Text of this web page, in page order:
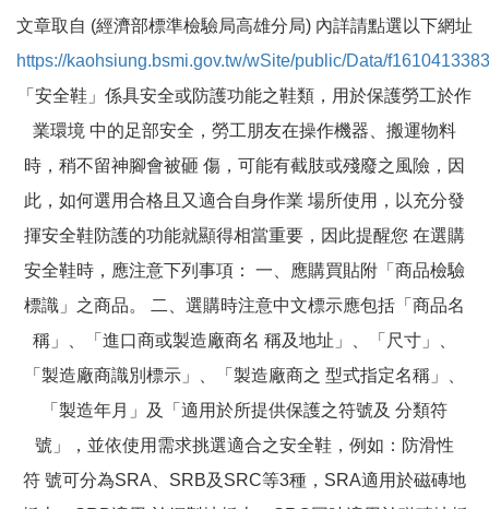
文章取自 (經濟部標準檢驗局高雄分局) 內詳請點選以下網址
https://kaohsiung.bsmi.gov.tw/wSite/public/Data/
「安全鞋」係具安全或防護功能之鞋類，用於保護勞工於作
業環境 中的足部安全，勞工朋友在操作機器、搬運物料
時，稍不留神腳會被砸 傷，可能有截肢或殘廢之風險，因
此，如何選用合格且又適合自身作業 場所使用，以充分發
揮安全鞋防護的功能就顯得相當重要，因此提醒您 在選購
安全鞋時，應注意下列事項： 一、應購買貼附「商品檢驗
標識」之商品。 二、選購時注意中文標示應包括「商品名
稱」、「進口商或製造廠商名 稱及地址」、「尺寸」、
「製造廠商識別標示」、「製造廠商之 型式指定名稱」、
「製造年月」及「適用於所提供保護之符號及 分類符
號」，並依使用需求挑選適合之安全鞋，例如：防滑性
符 號可分為SRA、SRB及SRC等3種，SRA適用於磁磚地